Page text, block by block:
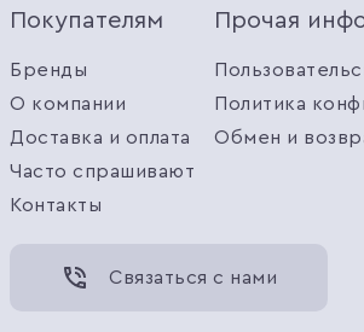
Покупателям
Бренды
О компании
Доставка и оплата
Часто спрашивают
Контакты
Прочая
Политика
Обмен и
Связаться с нами